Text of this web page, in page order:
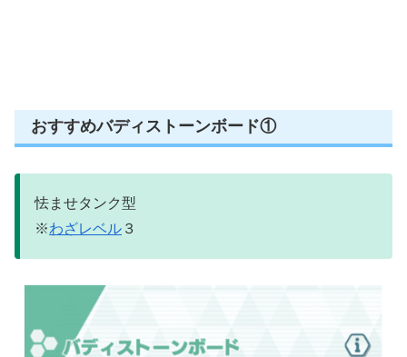
おすすめバディストーンボード①
怯ませタンク型
※わざレベル ３